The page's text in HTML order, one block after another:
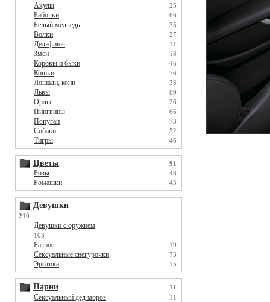
Акулы 25
Бабочки 66
Белый медведь 35
Волки 27
Дельфины 11
Змеи 18
Коровы и быки 46
Кошки 76
Лошади, кони 38
Львы 89
Орлы 26
Пингвины 66
Попугаи 73
Собаки 52
Тигры 46
Цветы 91
Розы 48
Ромашки 43
Девушки
210
Девушки с оружием
103
Разное 19
Сексуальные снегурочки 73
Эротика 15
Парни 11
Сексуальный дед мороз 11